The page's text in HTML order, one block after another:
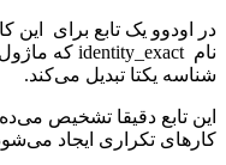
در اودوو یک تابع برای
شناسه یکتا تبدیل می‌کند.
این تابع دقیقا تشخیص
کارهای تکراری ایجاد